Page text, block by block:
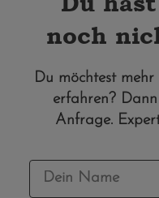
noch
Du möchtest
erfahren?
Anfrage.